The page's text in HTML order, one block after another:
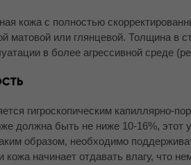
кожа с полностью
матовой или глянцевой. Толщина в
в более агрессивной среде
гигроскопическим капиллярно-
должна быть не ниже 10-16%, этот
образом, необходимо
кожа начинает отдавать влагу, что